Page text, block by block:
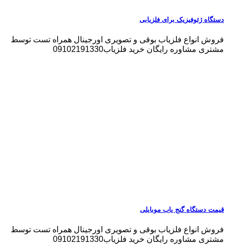
دستگاه ژئوفیزیک برای فلزیابی
فروش انواع فلزیاب بوقی و تصویری اورجینال همراه تست توسط
مشتری مشاوره رایگان خرید فلزیاب09102191330
قیمت دستگاه گنج یاب موبایلی
فروش انواع فلزیاب بوقی و تصویری اورجینال همراه تست توسط
مشتری مشاوره رایگان خرید فلزیاب09102191330